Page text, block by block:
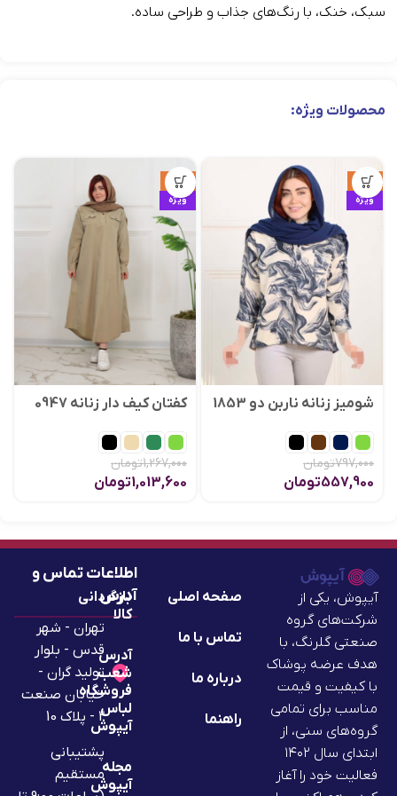
سبک، خنک، با رنگ‌های جذاب و طراحی ساده.
محصولات ویژه:
حراج
ویژه
شومیز زنانه ناربن دو 1853
797,000تومان
557,900تومان
حراج
ویژه
کفتان کیف دار زنانه 0947
1,267,000تومان
1,013,600تومان
آیپوش، یکی از
شرکت‌های گروه
صنعتی گلرنگ، با
هدف عرضه پوشاک
با کیفیت و قیمت
مناسب برای تمامی
گروه‌های سنی، از
ابتدای سال ۱۴۰۲
فعالیت خود را آغاز
صفحه اصلی
تماس با ما
درباره ما
راهنما
بازگردانی
کالا
آدرس
شعب
فروشگاه
لباس
آیپوش
مجله
آیپوش
تهران - شهر
قدس - بلوار
تولید گران -
خیابان صنعت
2 - پلاک 10
پشتیبانی
مستقیم
اطلاعات تماس و
آدرس